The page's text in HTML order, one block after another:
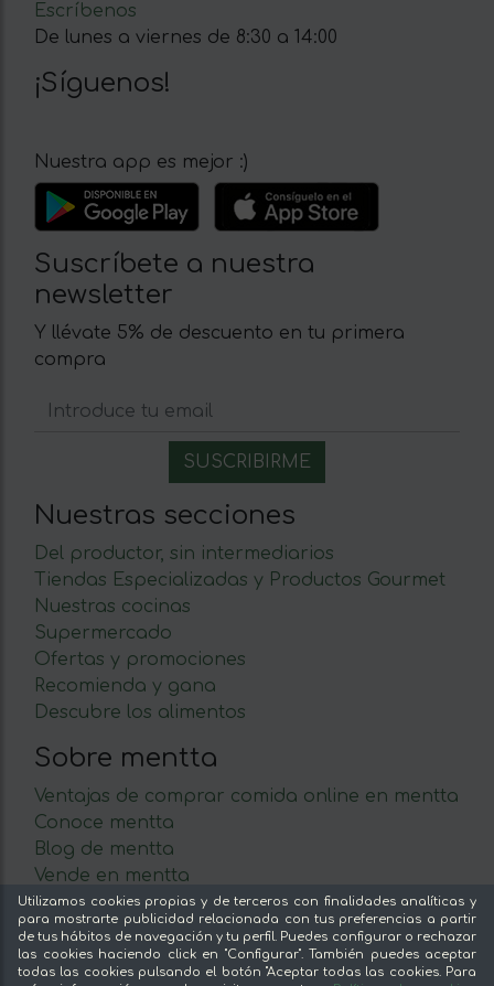
Escríbenos
De lunes a viernes de 8:30 a 14:00
¡Síguenos!
Nuestra app es mejor :)
Suscríbete a nuestra
newsletter
Y llévate 5% de descuento en tu primera
compra
Nuestras secciones
Del productor, sin intermediarios
Tiendas Especializadas y Productos Gourmet
Nuestras cocinas
Supermercado
Ofertas y promociones
Recomienda y gana
Descubre los alimentos
Sobre mentta
Ventajas de comprar comida online en mentta
Conoce mentta
Blog de mentta
Vende en mentta
Fidelización
Preguntas frecuentes
Legal
Utilizamos cookies propias y de terceros con finalidades analíticas y
para mostrarte publicidad relacionada con tus preferencias a partir
de tus hábitos de navegación y tu perfil. Puedes configurar o rechazar
las cookies haciendo click en "Configurar". También puedes aceptar
todas las cookies pulsando el botón "Aceptar todas las cookies. Para